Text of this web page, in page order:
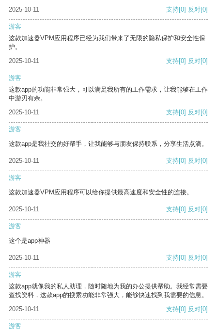
2025-10-11
支持[0] 反对[0]
游客
这款加速器VPM应用程序已经为我们带来了无限的隐私保护和安全性保
护。
2025-10-11
支持[0] 反对[0]
游客
这款app的功能非常强大，可以满足我所有的工作需求，让我能够在工作
中游刃有余。
2025-10-11
支持[0] 反对[0]
游客
这款app是我社交的好帮手，让我能够与朋友保持联系，分享生活点滴。
2025-10-11 支持[0] 反对[0]
游客
这款加速器VPM应用程序可以给你提供最高速度和安全性的连接。
2025-10-11 支持[0] 反对[0]
游客
这个是app神器
2025-10-11 支持[0] 反对[0]
游客
这款app就像我的私人助理，随时随地为我的办公提供帮助。我经常需要
查找资料，这款app的搜索功能非常强大，能够快速找到我需要的信息。
2025-10-11
支持[0] 反对[0]
游客